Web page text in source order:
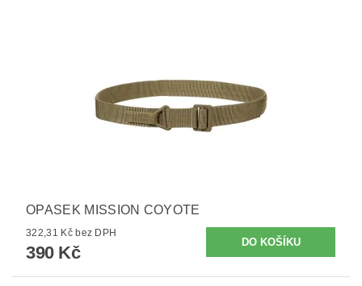
OPASEK MISSION COYOTE
322,31 Kč bez DPH
390 Kč